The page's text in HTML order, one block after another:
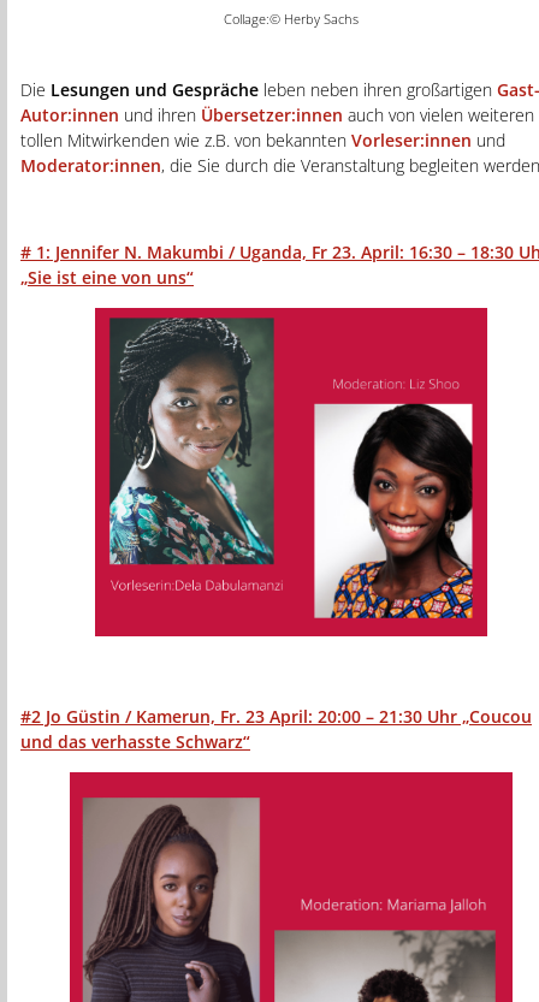
Collage:© Herby Sachs
Die Lesungen und Gespräche leben neben ihren großartigen Gast-
Autor:innen und ihren Übersetzer:innen auch von vielen weiteren
tollen Mitwirkenden wie z.B. von bekannten Vorleser:innen und
Moderator:innen, die Sie durch die Veranstaltung begleiten
# 1: Jennifer N. Makumbi / Uganda, Fr 23. April: 16:30 – 18:30
„Sie ist eine von uns“
#2 Jo Güstin / Kamerun, Fr. 23 April: 20:00 – 21:30 Uhr „Coucou
und das verhasste Schwarz“